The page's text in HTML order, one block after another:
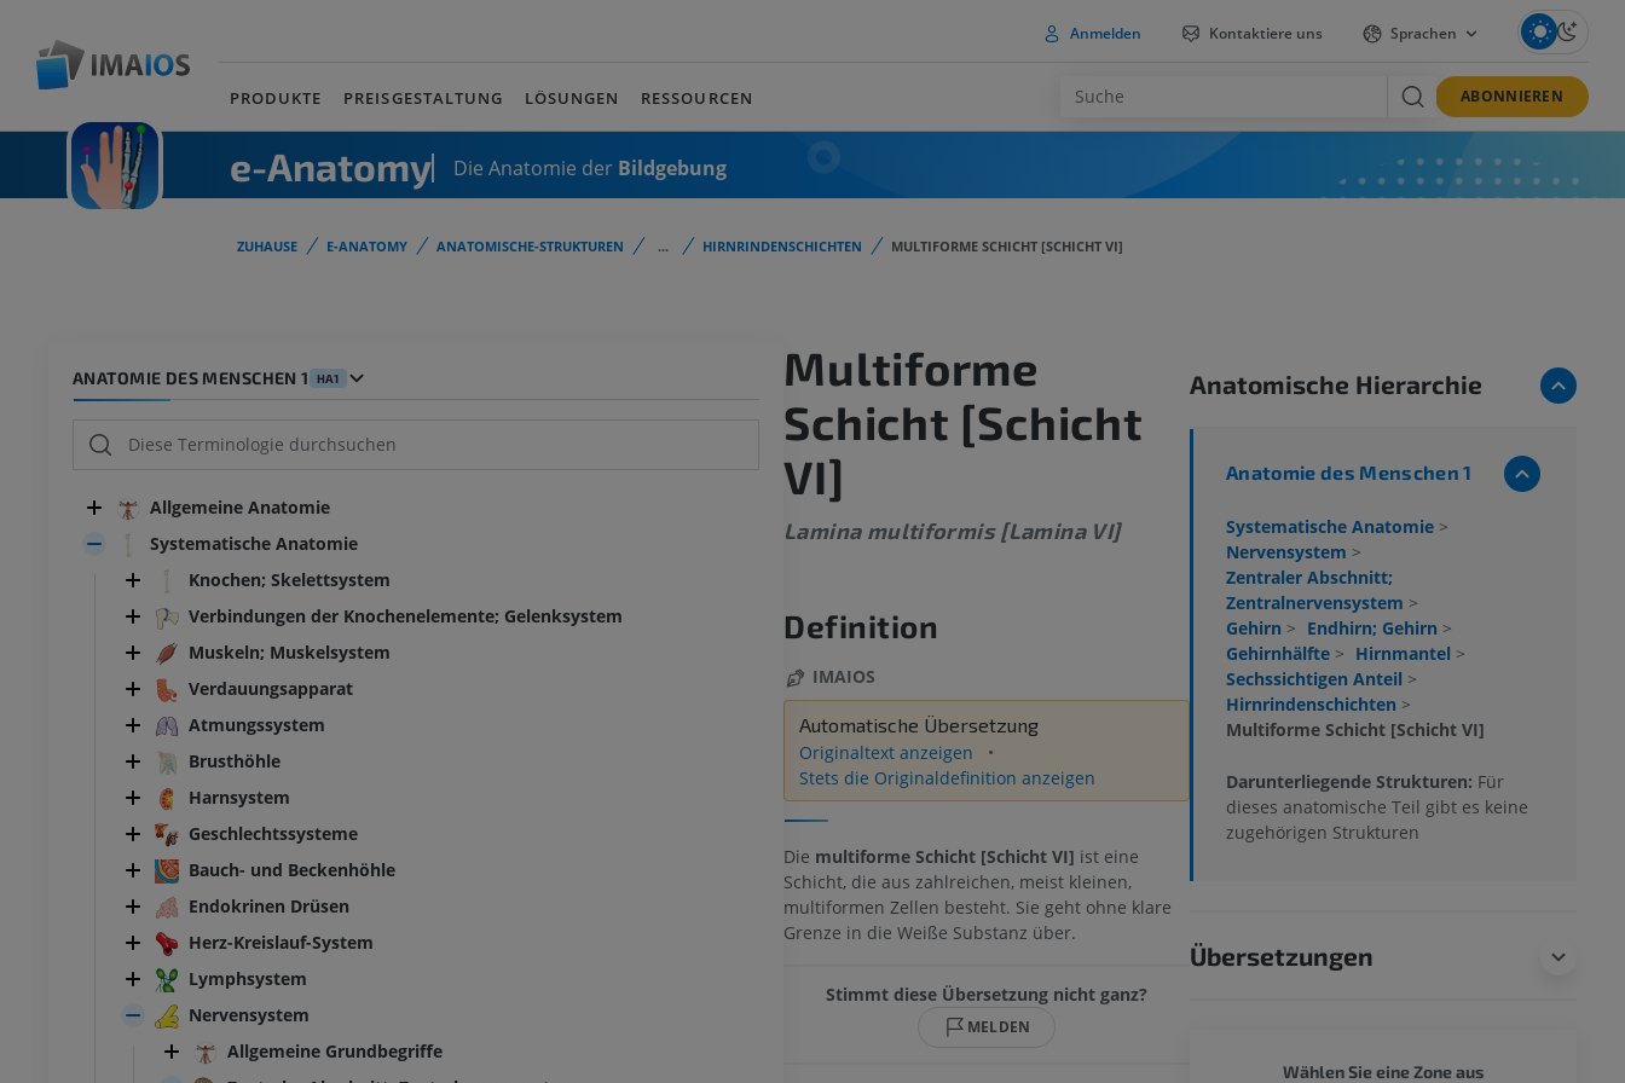
Anmelden Kontaktiere uns Sprachen
PRODUKTE PREISGESTALTUNG LÖSUNGEN RESSOURCEN ABONNIEREN
e-Anatomy Die Anatomie der Bildgebung
ZUHAUSE E-ANATOMY ANATOMISCHE-STRUKTUREN ... HIRNRINDENSCHICHTEN MULTIFORME SCHICHT [SCHICHT VI]
ANATOMIE DES MENSCHEN 1 HA1
Allgemeine Anatomie
Systematische Anatomie
Knochen; Skelettsystem
Verbindungen der Knochenelemente; Gelenksystem
Muskeln; Muskelsystem
Verdauungsapparat
Atmungssystem
Brusthöhle
Harnsystem
Geschlechtssysteme
Bauch- und Beckenhöhle
Endokrinen Drüsen
Herz-Kreislauf-System
Lymphsystem
Nervensystem
Allgemeine Grundbegriffe
Multiforme
Schicht [Schicht
VI]
Lamina multiformis [Lamina VI]
Definition
IMAIOS
Automatische Übersetzung
Originaltext anzeigen
Stets die Originaldefinition anzeigen
Die multiforme Schicht [Schicht VI] ist eine
Schicht, die aus zahlreichen, meist kleinen,
multiformen Zellen besteht. Sie geht ohne klare
Grenze in die Weiße Substanz über.
Stimmt diese Übersetzung nicht ganz?
MELDEN
Anatomische Hierarchie
Anatomie des Menschen 1
Systematische Anatomie >
Nervensystem >
Zentraler Abschnitt;
Zentralnervensystem >
Gehirn > Endhirn; Gehirn >
Gehirnhälfte > Hirnmantel >
Sechssichtigen Anteil >
Hirnrindenschichten >
Multiforme Schicht [Schicht VI]
Darunterliegende Strukturen: Für
dieses anatomische Teil gibt es keine
zugehörigen Strukturen
Übersetzungen
SPRUNGGELENK-FUSS Wählen Sie eine Zone aus